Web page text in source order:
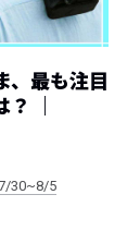
、最も注目
｜
7/30~8/5